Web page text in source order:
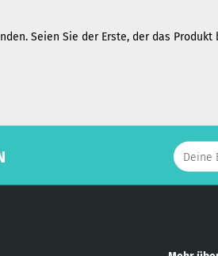
Seien Sie der Erste, der das Produkt